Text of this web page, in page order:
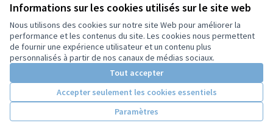
Informations sur les cookies utilisés sur le site web
Nous utilisons des cookies sur notre site Web pour améliorer la
performance et les contenus du site. Les cookies nous permettent
de fournir une expérience utilisateur et un contenu plus
personnalisés à partir de nos canaux de médias sociaux.
Tout accepter
Accepter seulement les cookies essentiels
Paramètres
Voir toutes les propositions retirées
Conditions d'utilisation
Paramètres des cookies
Site réalisé grâce aulogiciel libre Decidim .
Licence
(Lien